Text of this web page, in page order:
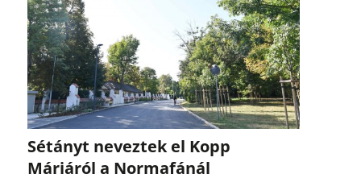
Sétányt neveztek el Kopp
Máriáról a Normafánál